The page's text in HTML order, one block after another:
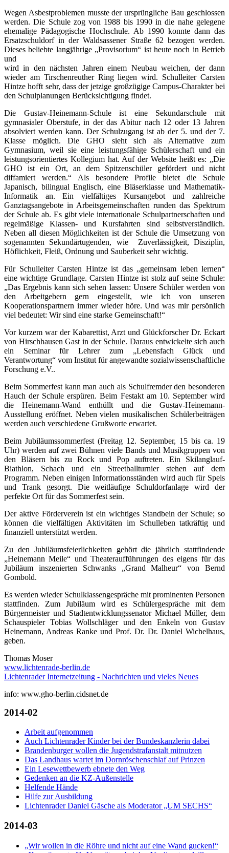
Wegen Asbestproblemen musste der ursprüngliche Bau geschlossen
werden. Die Schule zog von 1988 bis 1990 in die nahe gelegene
ehemalige Pädagogische Hochschule. Ab 1990 konnte dann das
Ersatzschuldorf in der Waldsassener Straße 62 bezogen werden.
Dieses beliebte langjährige „Provisorium“ ist heute noch in Betrieb
und
wird in den nächsten Jahren einem Neubau weichen, der dann
wieder am Tirschenreuther Ring liegen wird. Schulleiter Carsten
Hintze hofft sehr, dass der jetzige großzügige Campus-Charakter bei
den Schulplanungen Berücksichtigung findet.
Die Gustav-Heinemann-Schule ist eine Sekundarschule mit
gymnasialer Oberstufe, in der das Abitur nach 12 oder 13 Jahren
absolviert werden kann. Der Schulzugang ist ab der 5. und der 7.
Klasse möglich. Die GHO sieht sich als Alternative zum
Gymnasium, weil sie eine leistungsfähige Schülerschaft und ein
leistungsorientiertes Kollegium hat. Auf der Website heißt es: „Die
GHO ist ein Ort, an dem Spitzenschüler gefördert und nicht
diffamiert werden.“ Als besondere Profile bietet die Schule
Japanisch, bilingual Englisch, eine Bläserklasse und Mathematik-
Informatik an. Ein vielfältiges Kursangebot und zahlreiche
Ganztagsangebote in Arbeitsgemeinschaften runden das Spektrum
der Schule ab. Es gibt viele internationale Schulpartnerschaften und
regelmäßige Klassen- und Kursfahrten sind selbstverständlich.
Neben all diesen Möglichkeiten ist der Schule die Umsetzung von
sogenannten Sekundärtugenden, wie Zuverlässigkeit, Disziplin,
Höflichkeit, Fleiß, Ordnung und Sauberkeit sehr wichtig.
Für Schulleiter Carsten Hintze ist das „gemeinsam leben lernen“
eine wichtige Grundlage. Carsten Hintze ist stolz auf seine Schule:
„Das Ergebnis kann sich sehen lassen: Unsere Schüler werden von
den Arbeitgebern gern eingestellt, wie ich von unseren
Kooperationspartnern immer wieder höre. Und was mir persönlich
viel bedeutet: Wir sind eine starke Gemeinschaft!“
Vor kurzem war der Kabarettist, Arzt und Glückforscher Dr. Eckart
von Hirschhausen Gast in der Schule. Daraus entwickelte sich auch
ein Seminar für Lehrer zum „Lebensfach Glück und
Verantwortung“ vom Institut für angewandte sozialwissenschaftliche
Forschung e.V..
Beim Sommerfest kann man auch als Schulfremder den besonderen
Hauch der Schule erspüren. Beim Festakt am 10. September wird
die Heinemann-Wand enthüllt und die Gustav-Heinemann-
Ausstellung eröffnet. Neben vielen musikalischen Schülerbeiträgen
werden auch verschiedene Grußworte erwartet.
Beim Jubiläumssommerfest (Freitag 12. September, 15 bis ca. 19
Uhr) werden auf zwei Bühnen viele Bands und Musikgruppen von
den Bläsern bis zu Rock und Pop auftreten. Ein Skilanglauf-
Biathlon, Schach und ein Streetballturnier stehen auf dem
Programm. Neben einigen Informationsständen wird auch für Speis
und Trank gesorgt. Die weitläufige Schuldorfanlage wird der
perfekte Ort für das Sommerfest sein.
Der aktive Förderverein ist ein wichtiges Standbein der Schule; so
können die vielfältigen Aktivitäten im Schulleben tatkräftig und
finanziell unterstützt werden.
Zu den Jubiläumsfeierlichkeiten gehört die jährlich stattfindende
„Heinemann Meile“ und Theateraufführungen des eigens für das
Jubiläum inszenierten Schwanks „Grand Malheur“ von Bernd
Gombold.
Es werden wieder Schulklassengespräche mit prominenten Personen
stattfinden. Zum Jubiläum wird es Schülergespräche mit dem
Bürgermeister und Stadtentwicklungssenator Michael Müller, dem
Schauspieler Tobias Wollschläger und den Enkeln von Gustav
Heinemann, Andreas Ranke und Prof. Dr. Dr. Daniel Wichelhaus,
geben.
Thomas Moser
www.lichtenrade-berlin.de
Lichtenrader Internetzeitung - Nachrichten und vieles Neues
info: www.gho-berlin.cidsnet.de
2014-02
Arbeit aufgenommen
Auch Lichtenrader Kinder bei der Bundeskanzlerin dabei
Brandenburger wollen die Jugendstrafanstalt mitnutzen
Das Landhaus wartet im Dornröschenschlaf auf Prinzen
Ein Lesewettbewerb ebnete den Weg
Gedenken an die KZ-Außenstelle
Helfende Hände
Hilfe zur Ausbildung
Lichtenrader Daniel Gäsche als Moderator „UM SECHS“
2014-03
„Wir wollen in die Röhre und nicht auf eine Wand gucken!“